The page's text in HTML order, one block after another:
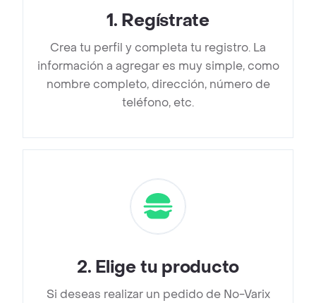
1. Regístrate
Crea tu perfil y completa tu registro. La
información a agregar es muy simple, como
nombre completo, dirección, número de
teléfono, etc.
2. Elige tu producto
Si deseas realizar un pedido de No-Varix